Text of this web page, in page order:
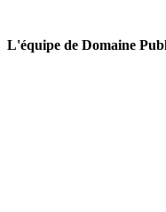
L'équipe de Domaine